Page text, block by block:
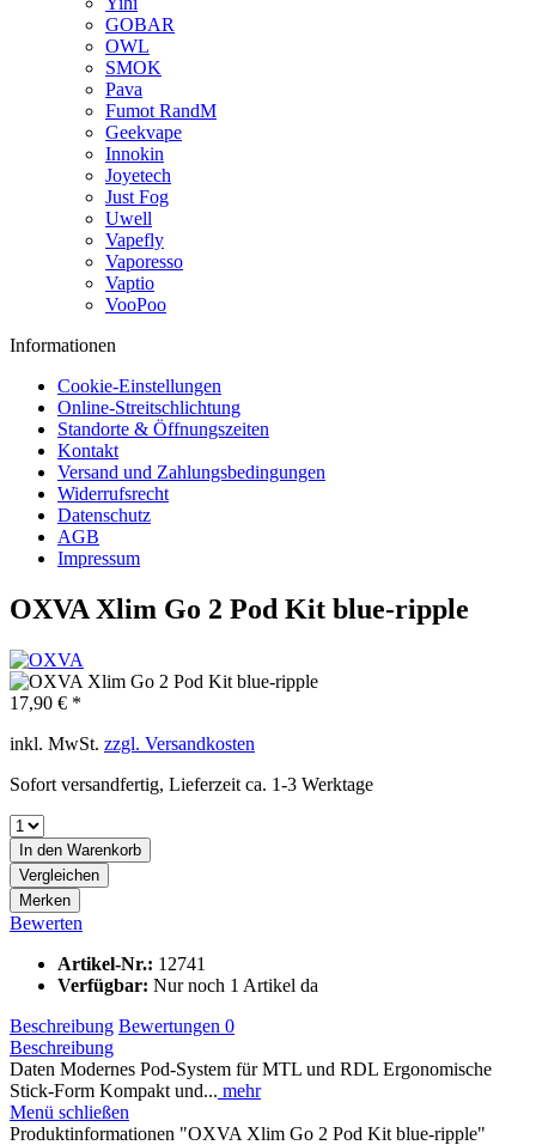
GOBAR
OWL
SMOK
Pava
Fumot RandM
Geekvape
Innokin
Joyetech
Just Fog
Uwell
Vapefly
Vaporesso
Vaptio
VooPoo
Informationen
Cookie-Einstellungen
Online-Streitschlichtung
Standorte & Öffnungszeiten
Kontakt
Versand und Zahlungsbedingungen
Widerrufsrecht
Datenschutz
AGB
Impressum
OXVA Xlim Go 2 Pod Kit blue-ripple
17,90 € *
inkl. MwSt. zzgl. Versandkosten
Sofort versandfertig, Lieferzeit ca. 1-3 Werktage
In den Warenkorb
Vergleichen
Merken
Bewerten
Artikel-Nr.: 12741
Verfügbar: Nur noch 1 Artikel da
Beschreibung Bewertungen 0
Beschreibung
Daten Modernes Pod-System für MTL und RDL Ergonomische
Stick-Form Kompakt und... mehr
Menü schließen
Produktinformationen "OXVA Xlim Go 2 Pod Kit blue-ripple"